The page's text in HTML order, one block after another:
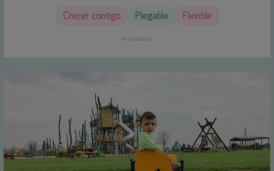
Crecer contigo Plegable Flexible
Andadores